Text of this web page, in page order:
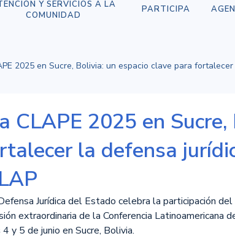
Y SERVICIOS A LA
COMUNIDAD
PARTICIPA
2025 en Sucre, Bolivia: un espacio clave para
CLAPE 2025 en
la defensa
Jurídica del Estado celebra la participación
extraordinaria de la Conferencia Latinoamericana
y 5 de junio en Sucre, Bolivia.